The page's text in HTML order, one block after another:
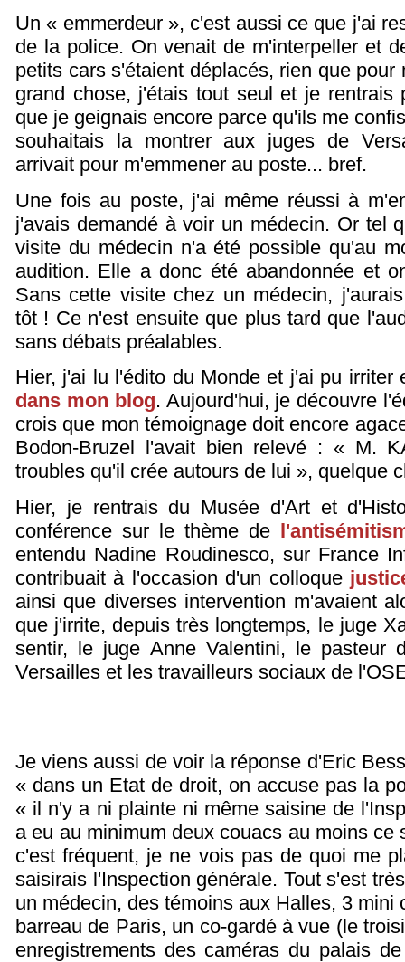
Un « emmerdeur », c'est aussi ce que j'ai
de la police. On venait de m'interpeller et
petits cars s'étaient déplacés, rien que
grand chose, j'étais tout seul et je rentrais
que je geignais encore parce qu'ils me
souhaitais la montrer aux juges de
arrivait pour m'emmener au poste... bref.
Une fois au poste, j'ai même réussi à
j'avais demandé à voir un médecin. Or tel
visite du médecin n'a été possible qu'au
audition. Elle a donc été abandonnée et
Sans cette visite chez un médecin,
tôt ! Ce n'est ensuite que plus tard que
sans débats préalables.
Hier, j'ai lu l'édito du Monde et j'ai pu irriter
dans mon blog. Aujourd'hui, je découvre
crois que mon témoignage doit encore
Bodon-Bruzel l'avait bien relevé : « M.
troubles qu'il crée autours de lui », quelque
Hier, je rentrais du Musée d'Art et
conférence sur le thème de
entendu Nadine Roudinesco, sur France
contribuait à l'occasion d'un colloque
ainsi que diverses intervention m'avaient
que j'irrite, depuis très longtemps, le juge
sentir, le juge Anne Valentini, le pasteur
Versailles et les travailleurs sociaux de
Je viens aussi de voir la réponse d'Eric
« dans un Etat de droit, on accuse pas la
« il n'y a ni plainte ni même saisine de
a eu au minimum deux couacs au moins
c'est fréquent, je ne vois pas de quoi me
saisirais l'Inspection générale. Tout s'est
un médecin, des témoins aux Halles, 3
barreau de Paris, un co-gardé à vue (le
enregistrements des caméras du palais